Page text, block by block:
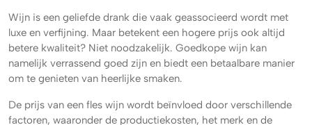
Wijn is een geliefde drank die vaak geassocieerd wordt met
luxe en verfijning. Maar betekent een hogere prijs ook altijd
betere kwaliteit? Niet noodzakelijk. Goedkope wijn kan
namelijk verrassend goed zijn en biedt een betaalbare manier
om te genieten van heerlijke smaken.
De prijs van een fles wijn wordt beïnvloed door verschillende
factoren, waaronder de productiekosten, het merk en de